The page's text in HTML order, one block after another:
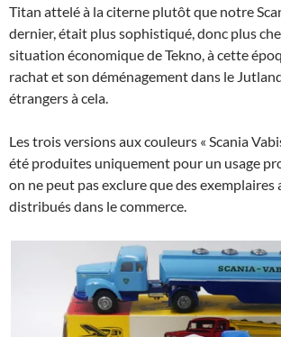
Titan attelé à la citerne plutôt que notre
dernier, était plus sophistiqué, donc plus
situation économique de Tekno, à cette
rachat et son déménagement dans le
étrangers à cela.
Les trois versions aux couleurs « Scania
été produites uniquement pour un usage
on ne peut pas exclure que des exemplaires
distribués dans le commerce.